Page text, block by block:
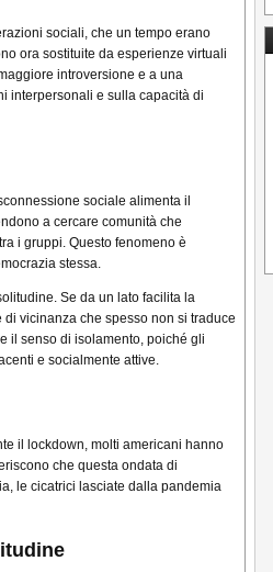
sociali, che un tempo erano
ora sostituite da esperienze virtuali
introversione e a una
interpersonali e sulla capacità di
sociale alimenta il
a cercare comunità che
i gruppi. Questo fenomeno è
stessa.
Se da un lato facilita la
di vicinanza che spesso non si traduce
il senso di isolamento, poiché gli
e socialmente attive.
il lockdown, molti americani hanno
che questa ondata di
le cicatrici lasciate dalla pandemia